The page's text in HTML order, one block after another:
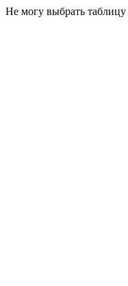
Не могу выбрать таблицу